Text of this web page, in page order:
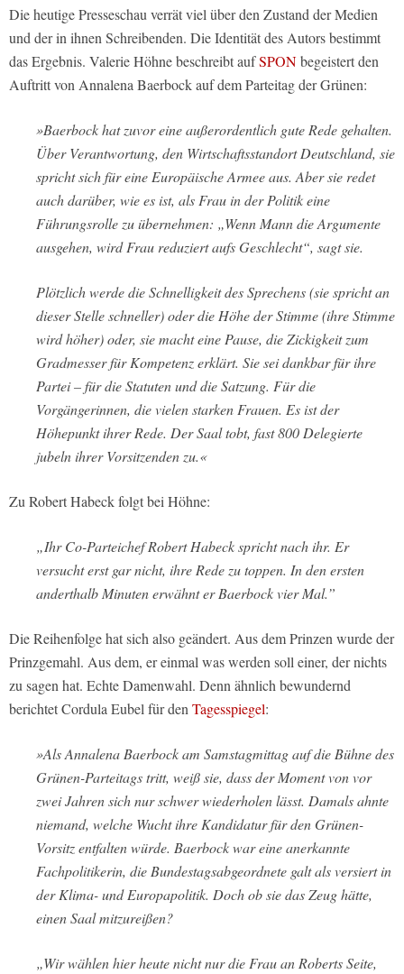
Die heutige Presseschau verrät viel über den Zustand der Medien
und der in ihnen Schreibenden. Die Identität des Autors bestimmt
das Ergebnis. Valerie Höhne beschreibt aufSPONbegeistert den
Auftritt von Annalena Baerbock auf dem Parteitag der Grünen:
»Baerbock hat zuvor eine außerordentlich gute Rede gehalten.
Über Verantwortung, den Wirtschaftsstandort Deutschland, sie
spricht sich für eine Europäische Armee aus. Aber sie redet
auch darüber, wie es ist, als Frau in der Politik eine
Führungsrolle zu übernehmen: „Wenn Mann die Argumente
ausgehen, wird Frau reduziert aufs Geschlecht“, sagt sie.
Plötzlich werde die Schnelligkeit des Sprechens (sie spricht an
dieser Stelle schneller) oder die Höhe der Stimme (ihre Stimme
wird höher) oder, sie macht eine Pause, die Zickigkeit zum
Gradmesser für Kompetenz erklärt. Sie sei dankbar für ihre
Partei – für die Statuten und die Satzung. Für die
Vorgängerinnen, die vielen starken Frauen. Es ist der
Höhepunkt ihrer Rede. Der Saal tobt, fast 800 Delegierte
jubeln ihrer Vorsitzenden zu.«
Zu Robert Habeck folgt bei Höhne:
„Ihr Co-Parteichef Robert Habeck spricht nach ihr. Er
versucht erst gar nicht, ihre Rede zu toppen. In den ersten
anderthalb Minuten erwähnt er Baerbock vier Mal.”
Die Reihenfolge hat sich also geändert. Aus dem Prinzen wurde der
Prinzgemahl. Aus dem, er einmal was werden soll einer, der nichts
zu sagen hat. Echte Damenwahl. Denn ähnlich bewundernd
berichtet Cordula Eubel für den Tagesspiegel:
»Als Annalena Baerbock am Samstagmittag auf die Bühne des
Grünen-Parteitags tritt, weiß sie, dass der Moment von vor
zwei Jahren sich nur schwer wiederholen lässt. Damals ahnte
niemand, welche Wucht ihre Kandidatur für den Grünen-
Vorsitz entfalten würde. Baerbock war eine anerkannte
Fachpolitikerin, die Bundestagsabgeordnete galt als versiert in
der Klima- und Europapolitik. Doch ob sie das Zeug hätte,
einen Saal mitzureißen?
„Wir wählen hier heute nicht nur die Frau an Roberts Seite,